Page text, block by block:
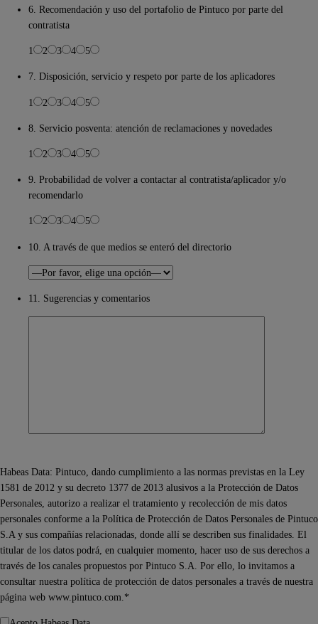
6. Recomendación y uso del portafolio de Pintuco por parte del
contratista
1 2 3 4 5
7. Disposición, servicio y respeto por parte de los aplicadores
1 2 3 4 5
8. Servicio posventa: atención de reclamaciones y novedades
1 2 3 4 5
9. Probabilidad de volver a contactar al contratista/aplicador y/o
recomendarlo
1 2 3 4 5
10. A través de que medios se enteró del directorio
11. Sugerencias y comentarios
Habeas Data: Pintuco, dando cumplimiento a las normas previstas en la Ley
1581 de 2012 y su decreto 1377 de 2013 alusivos a la Protección de Datos
Personales, autorizo a realizar el tratamiento y recolección de mis datos
personales conforme a la Política de Protección de Datos Personales de Pintuco
S.A y sus compañías relacionadas, donde allí se describen sus finalidades. El
titular de los datos podrá, en cualquier momento, hacer uso de sus derechos a
través de los canales propuestos por Pintuco S.A. Por ello, lo invitamos a
consultar nuestra política de protección de datos personales a través de nuestra
página web www.pintuco.com.*